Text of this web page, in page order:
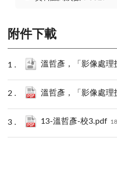
附件下載
溫哲彥，「影像處理技術於偵查與
溫哲彥，「影像處理技術於偵查
13-溫哲彥-校3.pdf